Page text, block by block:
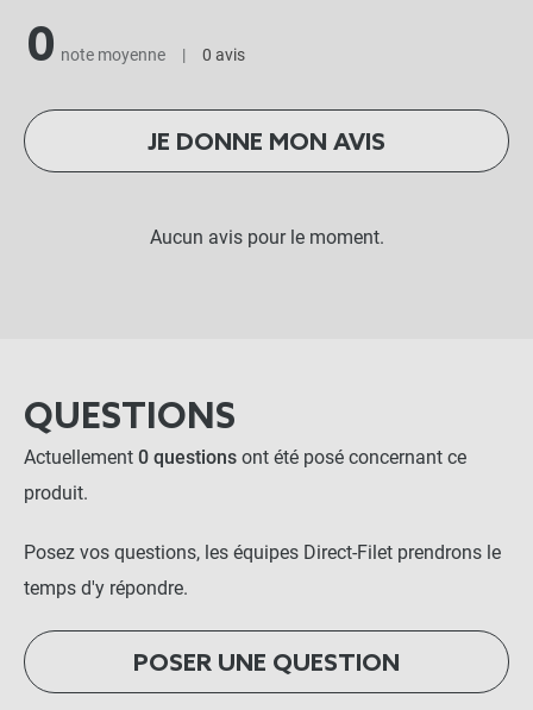
0 note moyenne | 0 avis
JE DONNE MON AVIS
Aucun avis pour le moment.
QUESTIONS
Actuellement 0 questions ont été posé concernant ce
produit.
Posez vos questions, les équipes Direct-Filet prendrons le
temps d'y répondre.
POSER UNE QUESTION